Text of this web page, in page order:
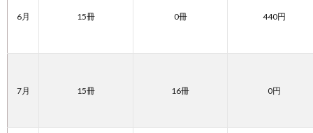
6月 15冊 0冊 440円
7月 15冊 16冊 0円